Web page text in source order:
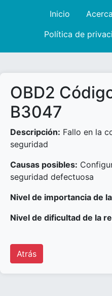
Inicio
Política de
OBD2
B3047
Descripción: Fallo en la
seguridad
Causas posibles:
seguridad defectuosa
Nivel de importancia de
Nivel de dificultad de la
Atrás